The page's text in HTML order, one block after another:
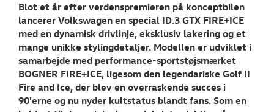
Blot et år efter verdenspremieren på konceptbilen
lancerer Volkswagen en special ID.3 GTX FIRE+ICE
med en dynamisk drivlinje, eksklusiv lakering og et
mange unikke stylingdetaljer. Modellen er udviklet i
samarbejde med performance-sportstøjsmærket
BOGNER FIRE+ICE, ligesom den legendariske Golf II
Fire and Ice, der blev en overraskende succes i
90'erne og nu nyder kultstatus blandt fans. Som en